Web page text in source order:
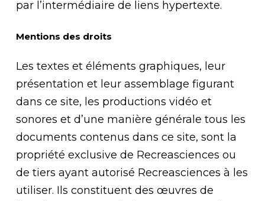
par l’intermédiaire de liens hypertexte.
Mentions des droits
Les textes et éléments graphiques, leur
présentation et leur assemblage figurant
dans ce site, les productions vidéo et
sonores et d’une manière générale tous les
documents contenus dans ce site, sont la
propriété exclusive de Recreasciences ou
de tiers ayant autorisé Recreasciences à les
utiliser. Ils constituent des œuvres de